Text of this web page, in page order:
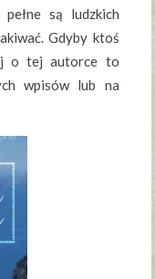
są ludzkich
Gdyby ktoś
o tej autorce to
wpisów lub na